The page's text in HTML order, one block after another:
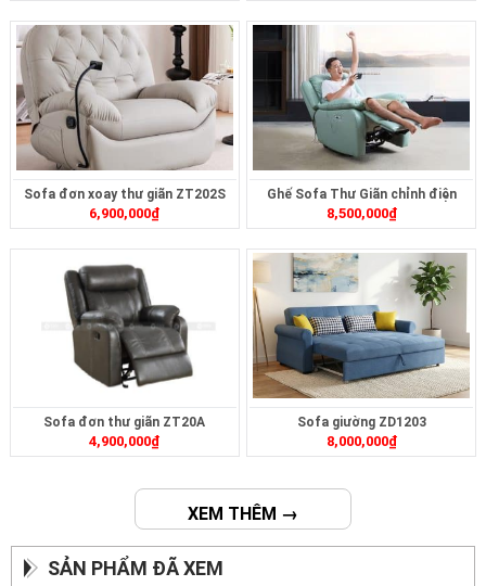
Sofa đơn xoay thư giãn ZT202S
6,900,000₫
Ghế Sofa Thư Giãn chỉnh điện
ZTD-414
8,500,000₫
Sofa đơn thư giãn ZT20A
4,900,000₫
Sofa giường ZD1203
8,000,000₫
XEM THÊM →
SẢN PHẨM ĐÃ XEM